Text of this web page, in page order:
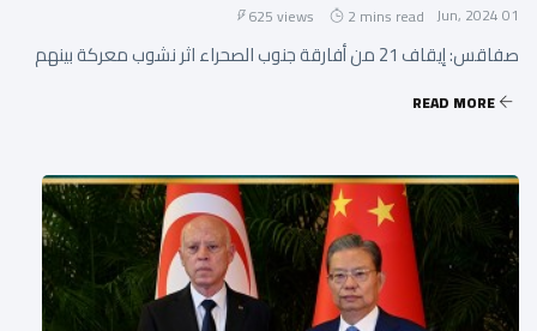
01 Jun, 2024
2 mins read
625 views
صفاقس: إيقاف 21 من أفارقة جنوب الصحراء اثر نشوب معركة بينهم
READ MORE